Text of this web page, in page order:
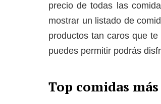
precio de todas las
mostrar un listado de
productos tan caros que
puedes permitir podrás
Top comidas